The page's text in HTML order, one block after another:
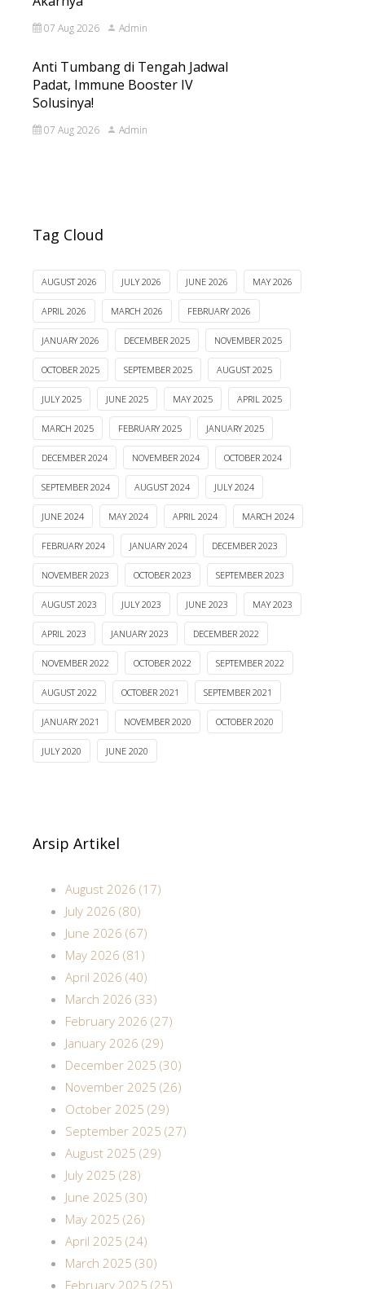
07 Aug 2026 Admin
Anti Tumbang di Tengah Jadwal
Padat, Immune Booster IV
Solusinya!
07 Aug 2026 Admin
Tag Cloud
AUGUST 2026 JULY 2026 JUNE 2026 MAY 2026
APRIL 2026 MARCH 2026 FEBRUARY 2026
JANUARY 2026 DECEMBER 2025 NOVEMBER 2025
OCTOBER 2025 SEPTEMBER 2025 AUGUST 2025
JULY 2025 JUNE 2025 MAY 2025 APRIL 2025
MARCH 2025 FEBRUARY 2025 JANUARY 2025
DECEMBER 2024 NOVEMBER 2024 OCTOBER 2024
SEPTEMBER 2024 AUGUST 2024 JULY 2024
JUNE 2024 MAY 2024 APRIL 2024 MARCH 2024
FEBRUARY 2024 JANUARY 2024 DECEMBER 2023
NOVEMBER 2023 OCTOBER 2023 SEPTEMBER 2023
AUGUST 2023 JULY 2023 JUNE 2023 MAY 2023
APRIL 2023 JANUARY 2023 DECEMBER 2022
NOVEMBER 2022 OCTOBER 2022 SEPTEMBER 2022
AUGUST 2022 OCTOBER 2021 SEPTEMBER 2021
JANUARY 2021 NOVEMBER 2020 OCTOBER 2020
JULY 2020 JUNE 2020
Arsip Artikel
August 2026 (17)
July 2026 (80)
June 2026 (67)
May 2026 (81)
April 2026 (40)
March 2026 (33)
February 2026 (27)
January 2026 (29)
December 2025 (30)
November 2025 (26)
October 2025 (29)
September 2025 (27)
August 2025 (29)
July 2025 (28)
June 2025 (30)
May 2025 (26)
April 2025 (24)
March 2025 (30)
February 2025 (25)